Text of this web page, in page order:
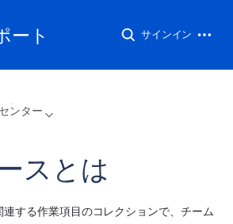
ート サインイン
ンター
スとは
連する作業項目のコレクションで、チーム